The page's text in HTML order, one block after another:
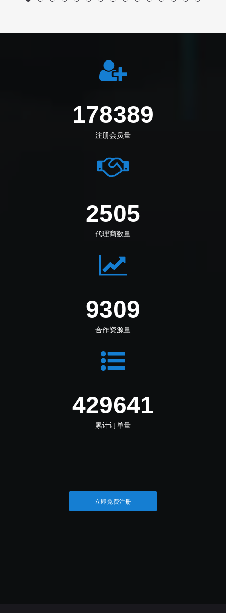
205833
注册会员量
2890
代理商数量
10741
合作资源量
481198
累计订单量
立即免费注册